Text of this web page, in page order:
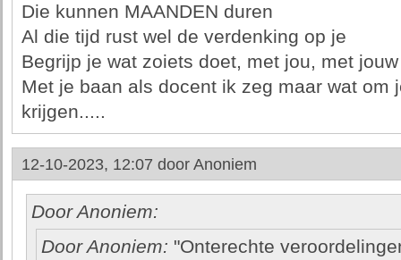
Die kunnen MAANDEN duren
Al die tijd rust wel de verdenking op je
Begrijp je wat zoiets doet, met jou, met
Met je baan als docent ik zeg maar wat om
krijgen.....
12-10-2023, 12:07 door Anoniem
Door Anoniem:
Door Anoniem: "Onterechte